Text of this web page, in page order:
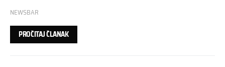
NEWSBAR
PROČITAJ ČLANAK